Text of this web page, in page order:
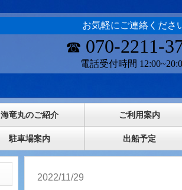
お気軽にご連絡くださ
☎ 070-2211-
電話受付時間
海竜丸のご紹介 ご利用案内
駐車場案内 出船予定
2022/11/29